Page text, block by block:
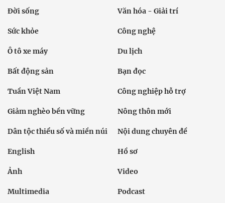
Đời sống Văn hóa - Giải trí
Sức khỏe Công nghệ
Ô tô xe máy Du lịch
Bất động sản Bạn đọc
Tuần Việt Nam Công nghiệp hỗ trợ
Giảm nghèo bền vững Nông thôn mới
Dân tộc thiểu số và miền núi Nội dung chuyên đề
English Hồ sơ
Ảnh Video
Multimedia Podcast